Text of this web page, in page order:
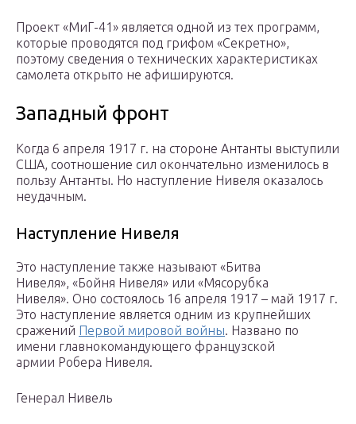
Проект «МиГ-41» является одной из тех программ,
которые проводятся под грифом «Секретно»,
поэтому сведения о технических характеристиках
самолета открыто не афишируются.
Западный фронт
Когда 6 апреля 1917 г. на стороне Антанты выступили
США, соотношение сил окончательно изменилось в
пользу Антанты. Но наступление Нивеля оказалось
неудачным.
Наступление Нивеля
Это наступление также называют «Битва
Нивеля», «Бойня Нивеля» или «Мясорубка
Нивеля». Оно состоялось 16 апреля 1917 – май 1917 г.
Это наступление является одним из крупнейших
сражений Первой мировой войны. Названо по
имени главнокомандующего французской
армии Робера Нивеля.
Генерал Нивель